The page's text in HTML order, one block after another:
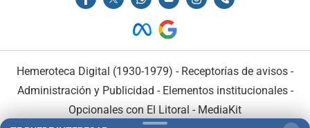
Hemeroteca Digital (1930-1979) - Receptorías de avisos -
Administración y Publicidad - Elementos institucionales-
Opcionales con El Litoral - MediaKit